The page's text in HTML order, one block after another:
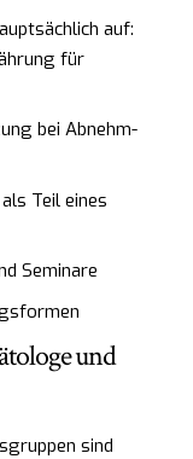
auf:
für
bei Abnehm-
Teil eines
Seminare
und
sind